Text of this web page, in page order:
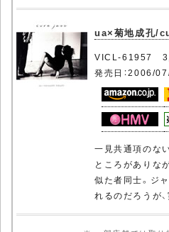
ua×菊地成孔/
VICL-61957
発売日：2006/
一見共通項のな
ところがありな
似た者同士。ジ
れるのだろうが